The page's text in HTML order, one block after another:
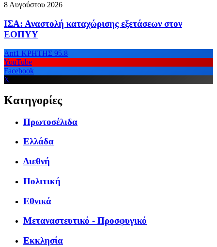
8 Αυγούστου 2026
ΙΣΑ: Αναστολή καταχώρισης εξετάσεων στον
ΕΟΠΥΥ
Ant1 ΚΡΗΤΗΣ 95.8
YouTube
Facebook
X
Κατηγορίες
Πρωτοσέλιδα
Ελλάδα
Διεθνή
Πολιτική
Εθνικά
Μεταναστευτικό - Προσφυγικό
Εκκλησία